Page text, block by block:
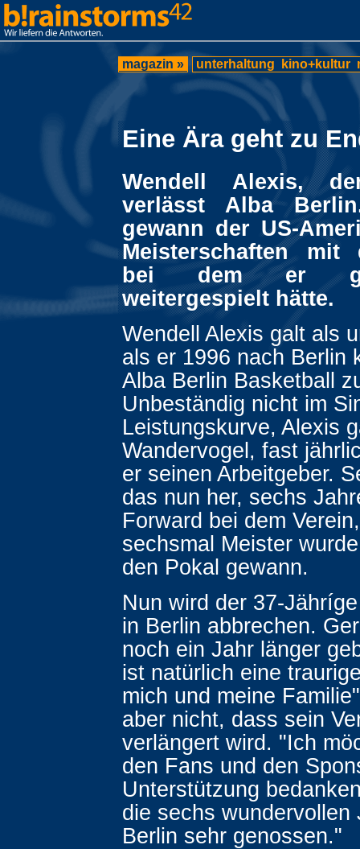
magazin » unterhaltung kino+kultur
Eine Ära geht zu
Wendell Alexis,
verlässt Alba
gewann der US-
Meisterschaften mit
bei dem er
weitergespielt hätte.
Wendell Alexis galt als
als er 1996 nach Berlin
Alba Berlin Basketball
Unbeständig nicht im
Leistungskurve, Alexis
Wandervogel, fast
er seinen Arbeitgeber.
das nun her, sechs
Forward bei dem
sechsmal Meister
den Pokal gewann.
Nun wird der 37-
in Berlin abbrechen.
noch ein Jahr länger
ist natürlich eine
mich und meine
aber nicht, dass sein
verlängert wird. "Ich
den Fans und den
Unterstützung
die sechs wundervollen
Berlin sehr genossen."